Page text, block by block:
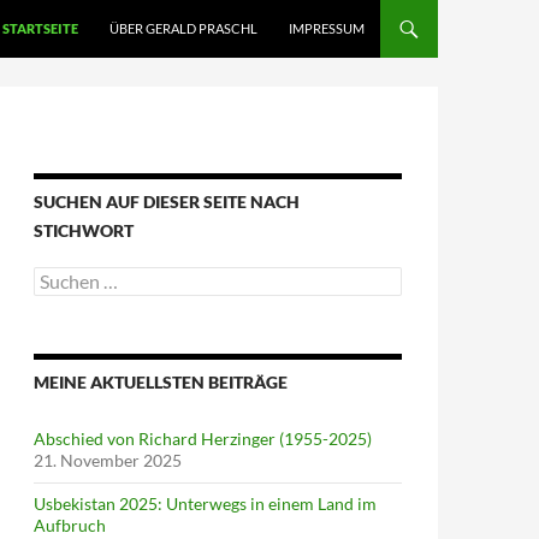
STARTSEITE ÜBER GERALD PRASCHL IMPRESSUM
SUCHEN AUF DIESER SEITE NACH
STICHWORT
Suche
nach:
MEINE AKTUELLSTEN BEITRÄGE
Abschied von Richard Herzinger (1955-2025)
21. November 2025
Usbekistan 2025: Unterwegs in einem Land im
Aufbruch